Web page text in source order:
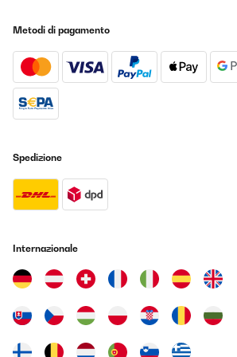
Bon produit
der Wärme. Eine geschlossene Terasse
Amazon-Benutzer
Metodi di pagamento
Spedizione
Internazionale